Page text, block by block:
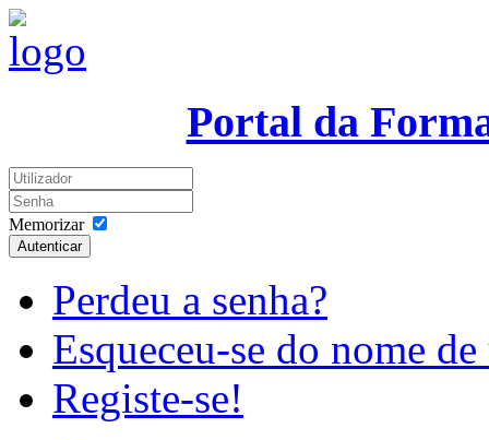
Portal da
Memorizar
Autenticar
Perdeu a senha?
Esqueceu-se do nome
Registe-se!